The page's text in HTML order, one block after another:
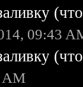
09:43
AM